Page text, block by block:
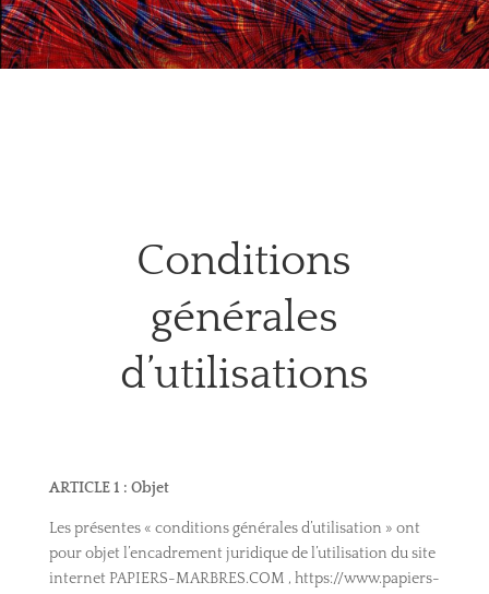
Conditions
générales
d’utilisations
ARTICLE 1 : Objet
Les présentes « conditions générales d’utilisation » ont
pour objet l’encadrement juridique de l’utilisation du site
internet PAPIERS-MARBRES.COM , https://www.papiers-